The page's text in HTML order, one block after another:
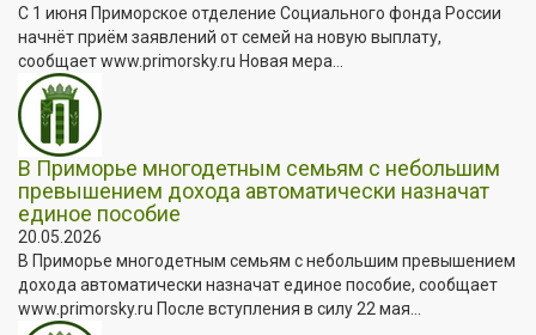
С 1 июня Приморское отделение Социального фонда России
начнёт приём заявлений от семей на новую выплату,
сообщает www.primorsky.ru Новая мера...
В Приморье многодетным семьям с небольшим
превышением дохода автоматически назначат
единое пособие
20.05.2026
В Приморье многодетным семьям с небольшим превышением
дохода автоматически назначат единое пособие, сообщает
www.primorsky.ru После вступления в силу 22 мая...